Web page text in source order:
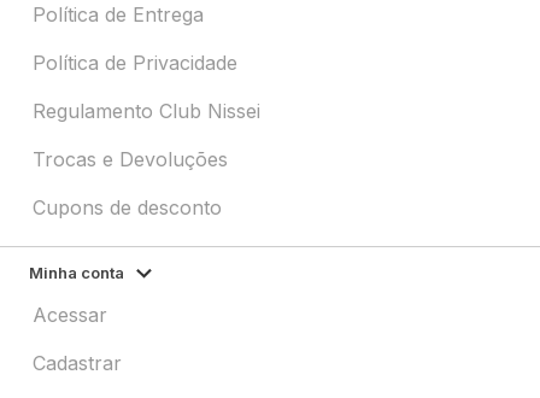
Política de Entrega
Política de Privacidade
Regulamento Club Nissei
Trocas e Devoluções
Cupons de desconto
Minha conta
Acessar
Cadastrar